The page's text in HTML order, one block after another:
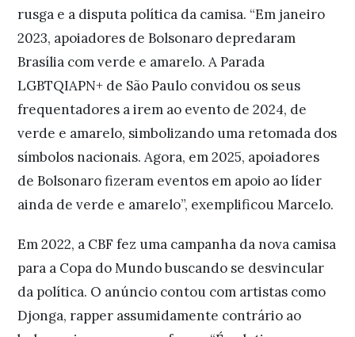
rusga e a disputa política da camisa. “Em janeiro
2023, apoiadores de Bolsonaro depredaram
Brasília com verde e amarelo. A Parada
LGBTQIAPN+ de São Paulo convidou os seus
frequentadores a irem ao evento de 2024, de
verde e amarelo, simbolizando uma retomada dos
símbolos nacionais. Agora, em 2025, apoiadores
de Bolsonaro fizeram eventos em apoio ao líder
ainda de verde e amarelo”, exemplificou Marcelo.
Em 2022, a CBF fez uma campanha da nova camisa
para a Copa do Mundo buscando se desvincular
da política. O anúncio contou com artistas como
Djonga, rapper assumidamente contrário ao